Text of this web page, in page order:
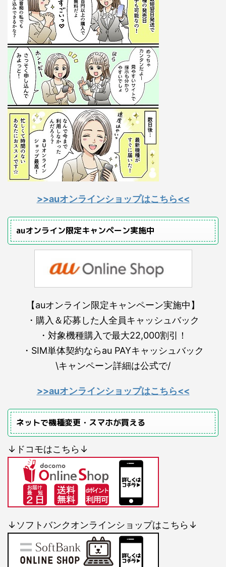
>>auオンラインショップはこちら<<
auオンライン限定キャンペーン実施中
【auオンライン限定キャンペーン実施中】
・購入＆応募した人全員キャッシュバック
・対象機種購入で最大22,000割引！
・SIM単体契約ならau PAYキャッシュバック
\キャンペーン詳細は公式で/
>>auオンラインショップはこちら<<
ネットで機種変更・スマホが買える
↓ドコモはこちら↓
↓ソフトバンクオンラインショップはこちら↓